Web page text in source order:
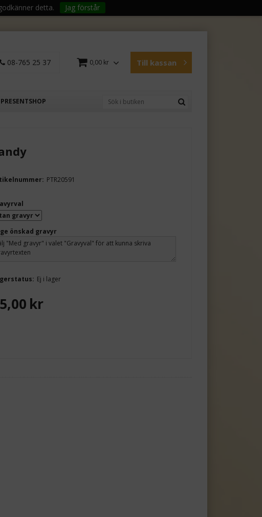
detta. Jag förstår
08-765 25 37 0,00 kr Till kassan
PRESENTSHOP
PTR20591
önskad gravyr
Ej i lager
kr